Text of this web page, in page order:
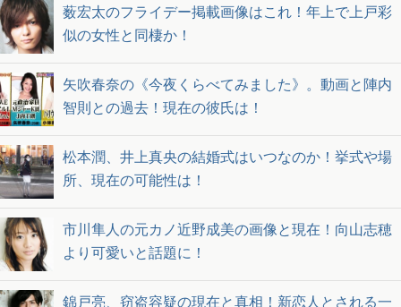
薮宏太のフライデー掲載画像はこれ！年上で上戸彩
似の女性と同棲か！
矢吹春奈の《今夜くらべてみました》。動画と陣内
智則との過去！現在の彼氏は！
松本潤、井上真央の結婚式はいつなのか！挙式や場
所、現在の可能性は！
市川隼人の元カノ近野成美の画像と現在！向山志穂
より可愛いと話題に！
錦戸亮、窃盗容疑の現在と真相！新恋人とされる一